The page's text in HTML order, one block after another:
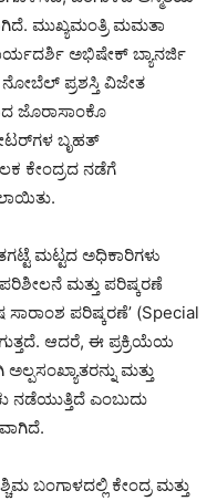
ಮುಖ್ಯಮಂತ್ರಿ ಮಮತಾ
ಅಭಿಷೇಕ್ ಬ್ಯಾನರ್ಜಿ
ನೋಬೆಲ್ ಪ್ರಶಸ್ತಿ ವಿಜೇತ
ಜೊರಾಸಾಂಕೊ
ಬೃಹತ್
ಕೇಂದ್ರದ ನಡೆಗೆ
ಮಟ್ಟದ ಅಧಿಕಾರಿಗಳು
ಮತ್ತು ಪರಿಷ್ಕರಣೆ
ಸಾರಾಂಶ ಪರಿಷ್ಕರಣೆ’ (Special
ಆದರೆ, ಈ ಪ್ರಕ್ರಿಯೆಯ
ಮತ್ತು
ನಡೆಯುತ್ತಿದೆ ಎಂಬುದು
ಬಂಗಾಳದಲ್ಲಿ ಕೇಂದ್ರ ಮತ್ತು